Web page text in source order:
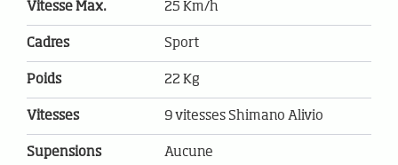
Vitesse Max. 25 Km/h
Cadres Sport
Poids 22 Kg
Vitesses 9 vitesses Shimano Alivio
Supensions Aucune